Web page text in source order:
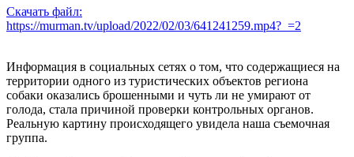
Скачать файл:
https://murman.tv/upload/2022/02/03/641241259.mp4?_=2
Информация в социальных сетях о том, что содержащиеся на
территории одного из туристических объектов региона
собаки оказались брошенными и чуть ли не умирают от
голода, стала причиной проверки контрольных органов.
Реальную картину происходящего увидела наша съемочная
группа.